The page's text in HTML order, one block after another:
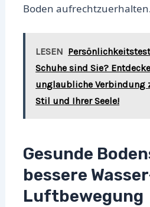
Boden
LESEN
Schuhe sind Sie?
unglaubliche Verbindung
Stil und Ihrer Seele!
Gesunde
bessere
Luftbewegung